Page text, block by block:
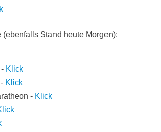
Stand heute Morgen):
Klick
Klick
- Klick